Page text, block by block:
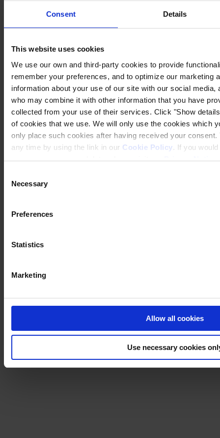
Consent Details
This website uses cookies
We use our own and third-party cookies to provide
remember your preferences, and to optimize our marketing
information about your use of our site with our social
who may combine it with other information that you have
collected from your use of their services. Click "Show
of cookies that we use. We will only use the cookies which
only place such cookies after having received your
any time by using the link in our Cookie Policy. If you
process your personal data, please visit ourPrivacy Notice
Selection
Necessary
Preferences
Statistics
Marketing
Allow all cookies
Use necessary cookies